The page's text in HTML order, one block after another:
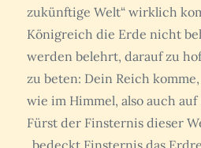
zukünftige Welt“ wirklich
Königreich die Erde nicht
werden belehrt, darauf zu
zu beten: Dein Reich
wie im Himmel, also auch auf
Fürst der Finsternis dieser
„bedeckt Finsternis das